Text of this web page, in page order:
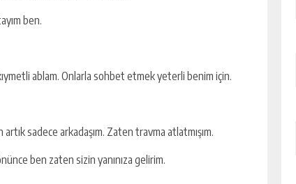
ben.
ablam. Onlarla sohbet etmek yeterli benim için.
artık sadece arkadaşım. Zaten travma atlatmışım.
ben zaten sizin yanınıza gelirim.